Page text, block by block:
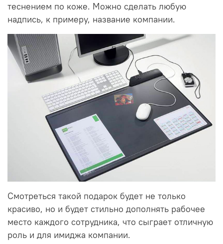
теснением по коже. Можно сделать любую
надпись, к примеру, название компании.
Смотреться такой подарок будет не только
красиво, но и будет стильно дополнять рабочее
место каждого сотрудника, что сыграет отличную
роль и для имиджа компании.